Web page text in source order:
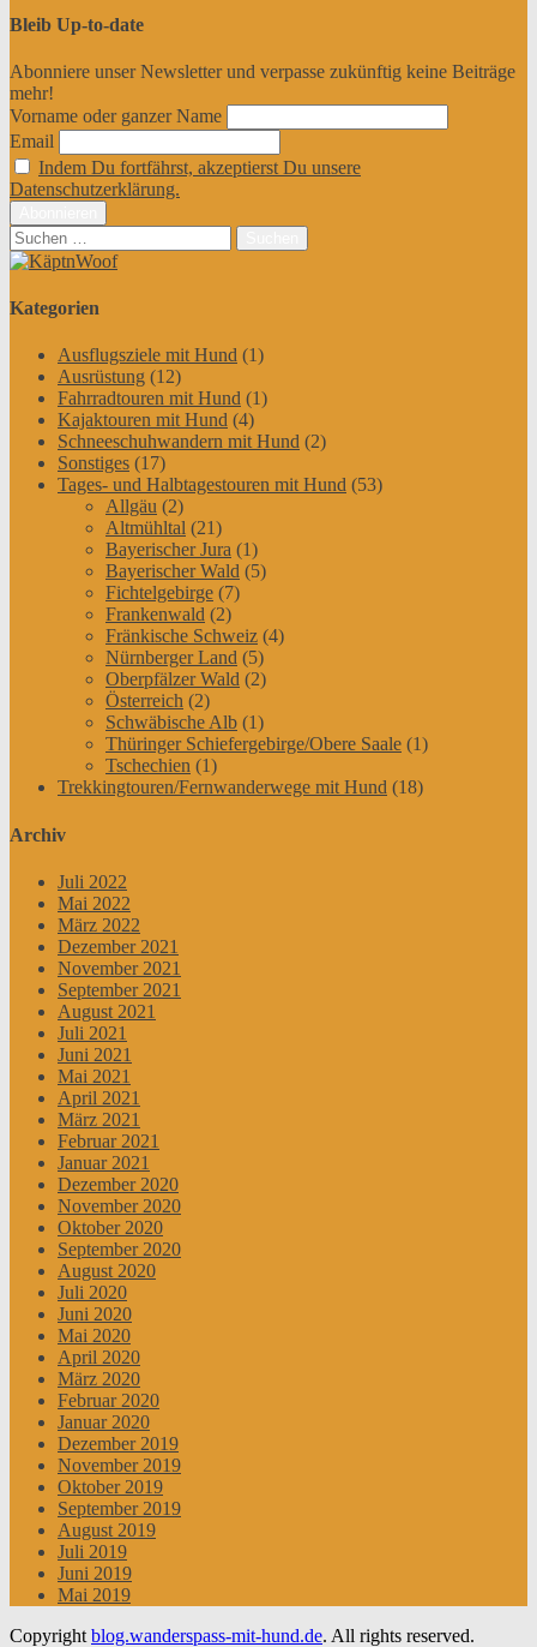
Bleib Up-to-date
Abonniere unser Newsletter und verpasse zukünftig keine Beiträge
mehr!
Vorname oder ganzer Name
Email
Indem Du fortfährst, akzeptierst Du unsere
Datenschutzerklärung.
Suchen
nach:
Kategorien
Ausflugsziele mit Hund (1)
Ausrüstung (12)
Fahrradtouren mit Hund (1)
Kajaktouren mit Hund (4)
Schneeschuhwandern mit Hund (2)
Sonstiges (17)
Tages- und Halbtagestouren mit Hund (53)
Allgäu (2)
Altmühltal (21)
Bayerischer Jura (1)
Bayerischer Wald (5)
Fichtelgebirge (7)
Frankenwald (2)
Fränkische Schweiz (4)
Nürnberger Land (5)
Oberpfälzer Wald (2)
Österreich (2)
Schwäbische Alb (1)
Thüringer Schiefergebirge/Obere Saale (1)
Tschechien (1)
Trekkingtouren/Fernwanderwege mit Hund (18)
Archiv
Juli 2022
Mai 2022
März 2022
Dezember 2021
November 2021
September 2021
August 2021
Juli 2021
Juni 2021
Mai 2021
April 2021
März 2021
Februar 2021
Januar 2021
Dezember 2020
November 2020
Oktober 2020
September 2020
August 2020
Juli 2020
Juni 2020
Mai 2020
April 2020
März 2020
Februar 2020
Januar 2020
Dezember 2019
November 2019
Oktober 2019
September 2019
August 2019
Juli 2019
Juni 2019
Mai 2019
Copyright blog.wanderspass-mit-hund.de. All rights reserved.